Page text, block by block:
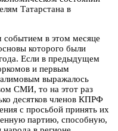
Татарстана в
в этом месяце
которого были
Если в предыдущем
и первым
выражалось
СМИ, то на этот раз
десятков членов КПРФ
с просьбой принять их
партию, способную,